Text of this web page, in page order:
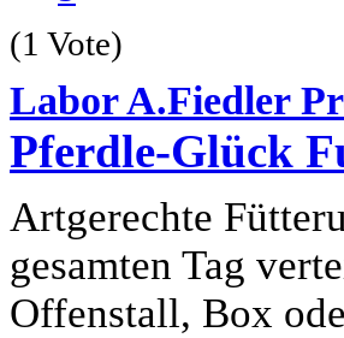
(1 Vote)
Labor A.Fiedler
Pferdle-Glück
Artgerechte
gesamten Tag
Offenstall, Box